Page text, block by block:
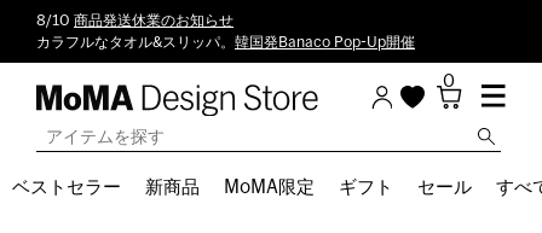
8/10 商品発送休業のお知らせ
カラフルなタオル&スリッパ。 韓国発Banaco Pop-Up開催
0
ベストセラー 新商品 MoMA限定 ギフト セール すべ